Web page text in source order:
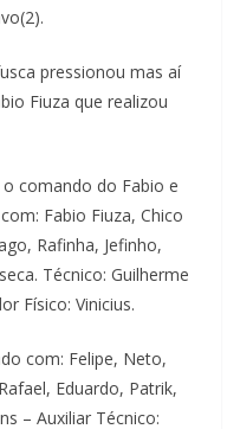
pressionou mas aí
Fiuza que realizou
comando do Fabio e
Fabio Fiuza, Chico
Rafinha, Jefinho,
Técnico: Guilherme
Físico: Vinicius.
com: Felipe, Neto,
Eduardo, Patrik,
– Auxiliar Técnico: